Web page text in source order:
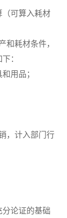
（可算入耗材
和耗材条件，
：
用品；
，计入部门行
论证的基础